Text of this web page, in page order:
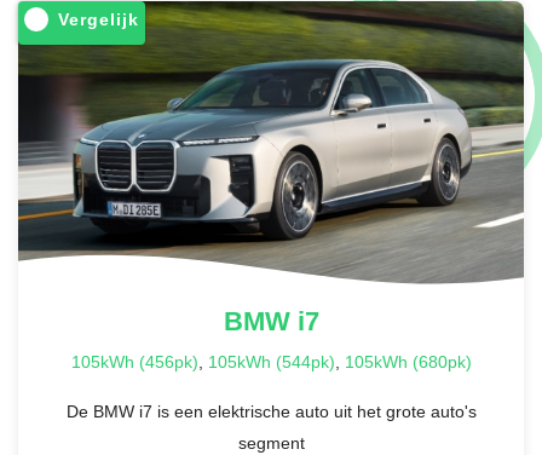
Vergelijk
BMWi7
105kWh (456pk), 105kWh (544pk), 105kWh (680pk)
De BMW i7 is een elektrische auto uit het grote auto's
segment